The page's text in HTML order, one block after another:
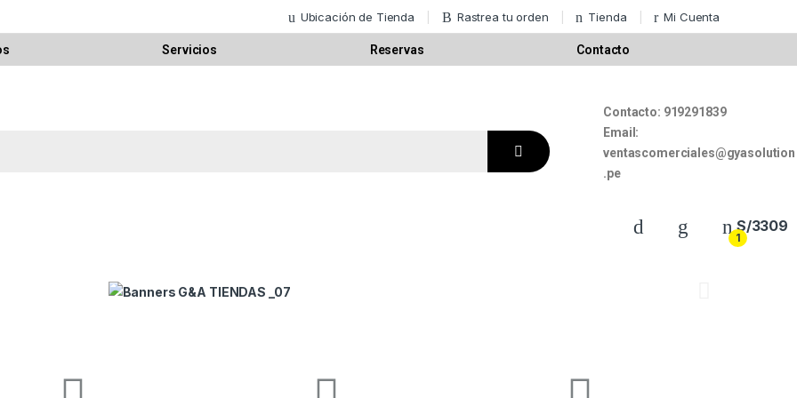
Ubicación de Tienda Rastrea tu orden Tienda Mi Cuenta
Servicios Reservas Contacto
Contacto: 919291839
Email:
ventascomerciales@gyasolution
.pe
1
S/3309